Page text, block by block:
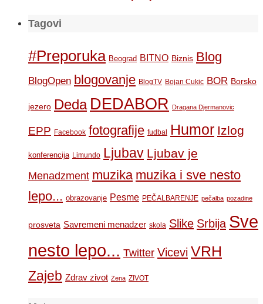
Tagovi
#Preporuka Beograd BITNO Biznis Blog
BlogOpen blogovanje BlogTV Bojan Cukic BOR Borsko
jezero Deda DEDABOR Dragana Djermanovic
EPP Facebook fotografije fudbal Humor Izlog
konferencija Limundo Ljubav Ljubav je
Menadzment muzika muzika i sve nesto
lepo... obrazovanje Pesme PEČALBARENJE pečalba pozadine
prosveta Savremeni menadzer skola Slike Srbija Sve
nesto lepo... Twitter Vicevi VRH
Zajeb Zdrav zivot Zena ZIVOT